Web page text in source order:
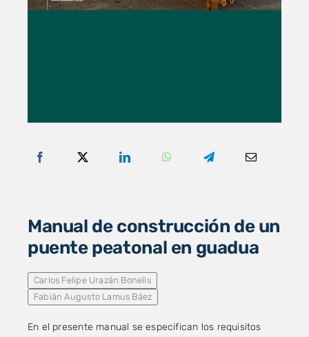
Manual de construcción de un
puente peatonal en guadua
Carlos Felipe Urazán Bonells
Fabián Augusto Lamus Báez
En el presente manual se especifican los requisitos